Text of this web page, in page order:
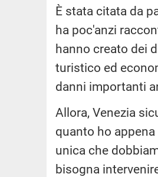
È stata citata da
ha poc'anzi
hanno creato dei
turistico ed
danni importanti
Allora, Venezia
quanto ho
unica che
bisogna